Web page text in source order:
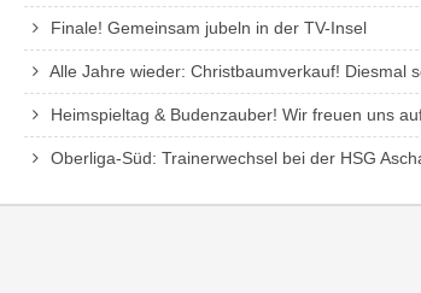
Finale! Gemeinsam jubeln in der TV-Insel
Alle Jahre wieder: Christbaumverkauf! Diesmal
Heimspieltag & Budenzauber! Wir freuen uns
Oberliga-Süd: Trainerwechsel bei der HSG